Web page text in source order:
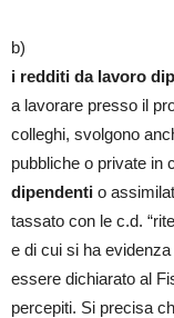
b)
i redditi da lavoro
a lavorare presso il
colleghi, svolgono
pubbliche o private in
dipendenti o
tassato con le c.d.
e di cui si ha
essere dichiarato al
percepiti. Si precisa